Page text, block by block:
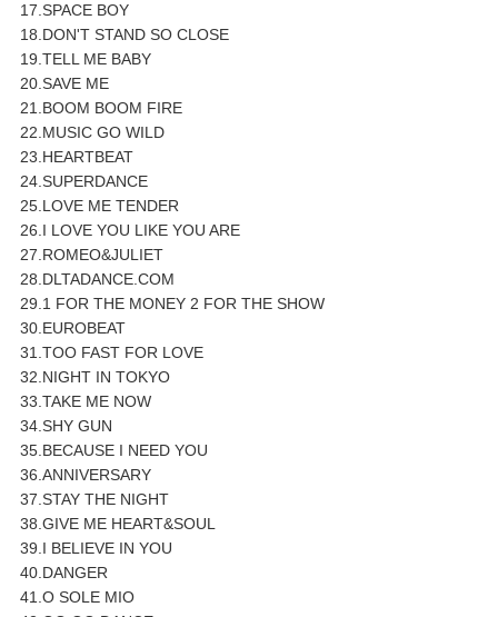
17.SPACE BOY
18.DON'T STAND SO CLOSE
19.TELL ME BABY
20.SAVE ME
21.BOOM BOOM FIRE
22.MUSIC GO WILD
23.HEARTBEAT
24.SUPERDANCE
25.LOVE ME TENDER
26.I LOVE YOU LIKE YOU ARE
27.ROMEO&JULIET
28.DLTADANCE.COM
29.1 FOR THE MONEY 2 FOR THE SHOW
30.EUROBEAT
31.TOO FAST FOR LOVE
32.NIGHT IN TOKYO
33.TAKE ME NOW
34.SHY GUN
35.BECAUSE I NEED YOU
36.ANNIVERSARY
37.STAY THE NIGHT
38.GIVE ME HEART&SOUL
39.I BELIEVE IN YOU
40.DANGER
41.O SOLE MIO